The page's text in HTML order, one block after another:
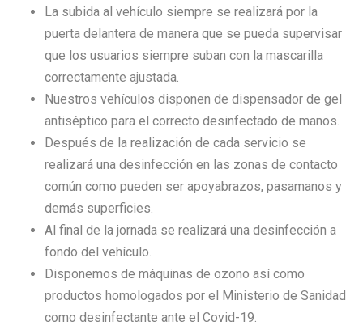
La subida al vehículo siempre se realizará por la
puerta delantera de manera que se pueda supervisar
que los usuarios siempre suban con la mascarilla
correctamente ajustada.
Nuestros vehículos disponen de dispensador de gel
antiséptico para el correcto desinfectado de manos.
Después de la realización de cada servicio se
realizará una desinfección en las zonas de contacto
común como pueden ser apoyabrazos, pasamanos y
demás superficies.
Al final de la jornada se realizará una desinfección a
fondo del vehículo.
Disponemos de máquinas de ozono así como
productos homologados por el Ministerio de Sanidad
como desinfectante ante el Covid-19.